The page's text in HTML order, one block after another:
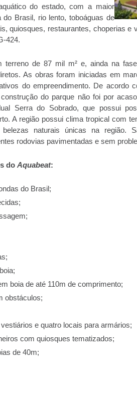
do estado, com a maior
do Brasil, rio lento, toboáguas de
quiosques, restaurantes, choperias
424.
terreno de 87 mil m² e, ainda na
As obras foram iniciadas em
do empreendimento. De acordo
do parque não foi por
Serra do Sobrado, que possui
A região possui clima tropical com
belezas naturais únicas na região.
rodovias pavimentadas e sem
do Aquabeat:
do Brasil;
boia de até 110m de comprimento;
obstáculos;
e quatro locais para armários;
com quiosques tematizados;
de 40m;